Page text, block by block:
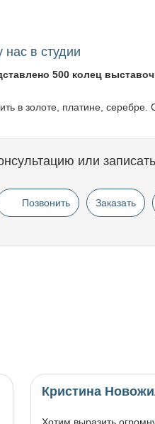
в студии
500 колец
в золоте, платине,
или
Позвонить Заказать
Кристина